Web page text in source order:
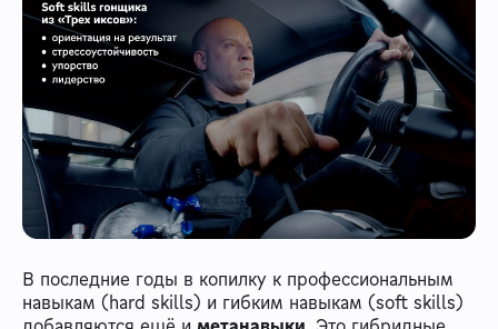
В последние годы в копилку к профессиональным
навыкам (hard skills) и гибким навыкам (soft skills)